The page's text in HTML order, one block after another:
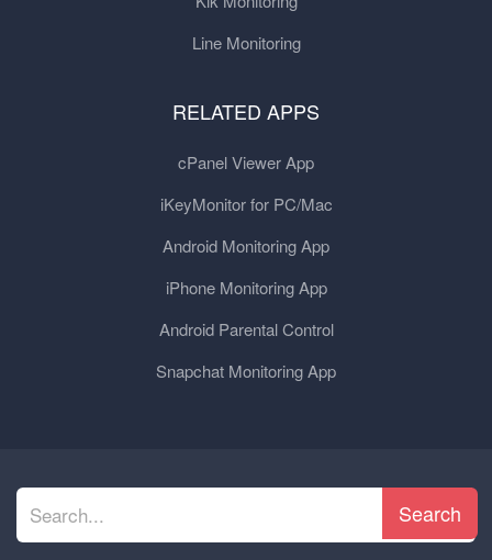
Line Monitoring
RELATED APPS
cPanel Viewer App
iKeyMonitor for PC/Mac
Android Monitoring App
iPhone Monitoring App
Android Parental Control
Snapchat Monitoring App
Search